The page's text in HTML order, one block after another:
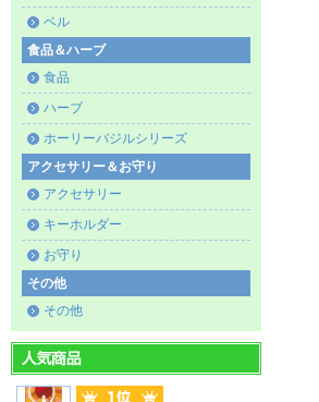
ベル
食品＆ハーブ
食品
ハーブ
ホーリーバジルシリーズ
アクセサリー＆お守り
アクセサリー
キーホルダー
お守り
その他
その他